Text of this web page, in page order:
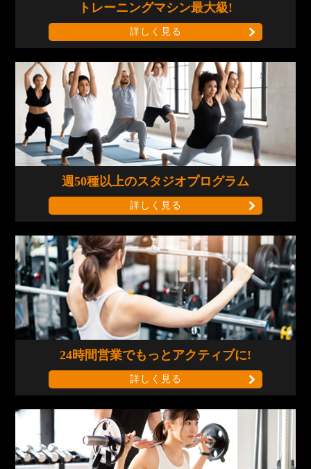
トレーニングマシン最大級!
詳しく見る
週50種以上のスタジオプログラム
詳しく見る
24時間営業でもっとアクティブに!
詳しく見る